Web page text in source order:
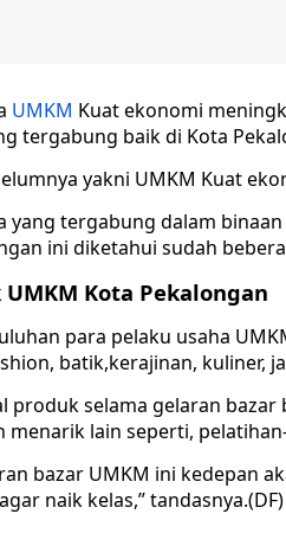
UMKM Kuat ekonomi
tergabung baik di Kota
yakni UMKM Kuat
yang tergabung dalam
ini diketahui sudah
Kota Pekalongan
para pelaku usaha
batik,kerajinan, kuliner,
produk selama gelaran
menarik lain seperti,
bazar UMKM ini kedepan
naik kelas,” tandasnya.(DF)